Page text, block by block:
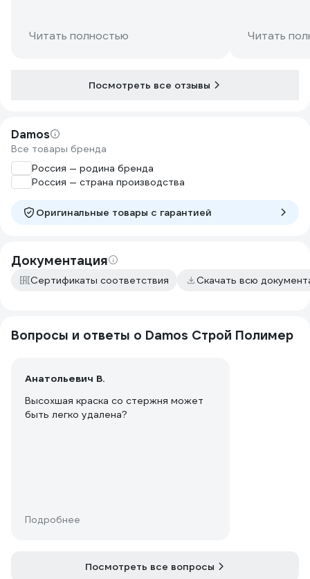
Читать полностью Читать
Посмотреть все отзывы
Damos
Все товары бренда
Россия — родина бренда
Россия — страна производства
Оригинальные товары c гарантией
Документация
Сертификаты соответствия Скачать всю
Вопросы и ответы о Damos Строй Полимер
Анатольевич В.
Высохшая краска со стержня может
быть легко удалена?
Подробнее
Посмотреть все вопросы